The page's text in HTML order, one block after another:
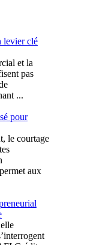
levier clé
et la
pas
...
pour
le courtage
aux